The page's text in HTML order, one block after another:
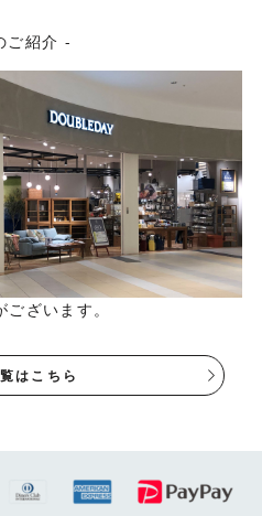
ます。
ション等はお問い合わせ下さ
定いただけますが、時間指定
。
ご紹介 -
ざいます。
はこちら